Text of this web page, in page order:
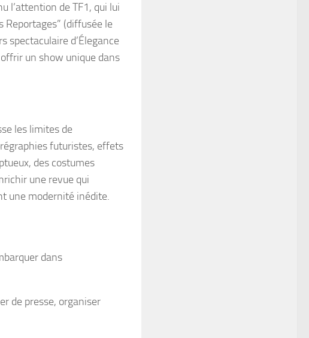
l’attention de TF1, qui lui
Reportages” (diffusée le
spectaculaire d’Élegance
un show unique dans
les limites de
futuristes, effets
des costumes
une revue qui
une modernité inédite.
dans
de presse, organiser